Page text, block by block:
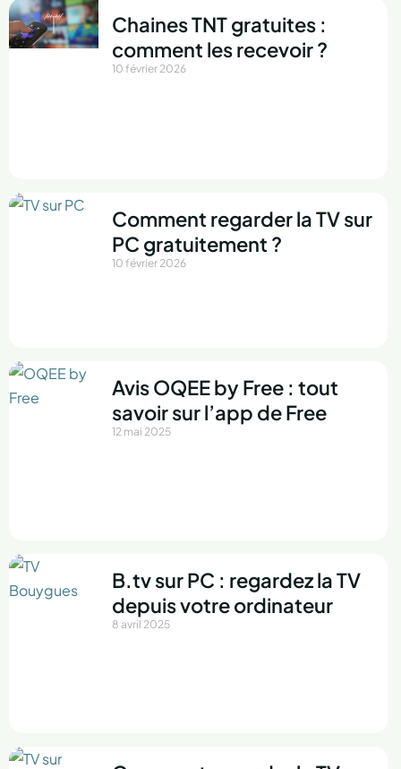
Chaines TNT gratuites :
comment les recevoir ?
10 février 2026
Comment regarder la TV sur
PC gratuitement ?
10 février 2026
Avis OQEE by Free : tout
savoir sur l’app de Free
12 mai 2025
B.tv sur PC : regardez la TV
depuis votre ordinateur
8 avril 2025